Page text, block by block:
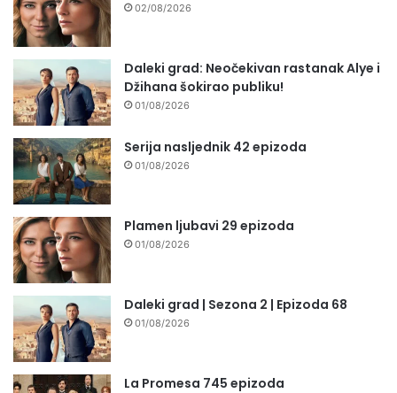
02/08/2026
Daleki grad: Neočekivan rastanak Alye i
Džihana šokirao publiku!
01/08/2026
Serija nasljednik 42 epizoda
01/08/2026
Plamen ljubavi 29 epizoda
01/08/2026
Daleki grad | Sezona 2 | Epizoda 68
01/08/2026
La Promesa 745 epizoda